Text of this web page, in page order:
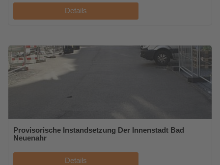
Details
Provisorische Instandsetzung Der Innenstadt Bad
Neuenahr
Details